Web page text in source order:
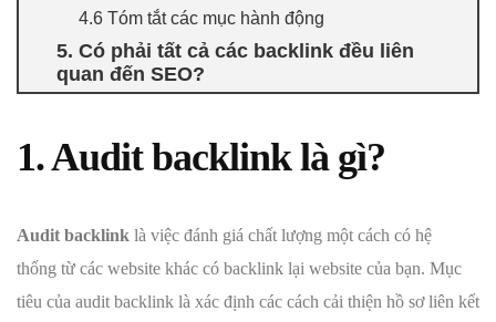
4.6 Tóm tắt các mục hành động
5. Có phải tất cả các backlink đều liên
quan đến SEO?
1. Audit backlink là gì?
Audit backlink là việc đánh giá chất lượng một cách có hệ
thống từ các website khác có backlink lại website của bạn. Mục
tiêu của audit backlink là xác định các cách cải thiện hồ sơ liên kết